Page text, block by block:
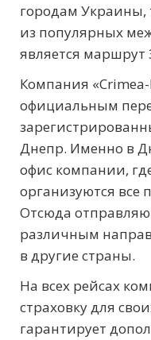
городам Украины,
из популярных
является
Компания «Crimea-
официальным
Днепр. Именно в
офис компании,
организуются все
Отсюда
различным
в другие страны.
На всех рейсах
страховку для
гарантирует